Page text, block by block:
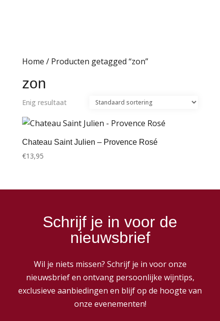
Home / Producten getagged “zon”
zon
Enig resultaat
Chateau Saint Julien – Provence Rosé
€13,95
Schrijf je in voor de
nieuwsbrief
Wil je niets missen? Schrijf je in voor onze
nieuwsbrief en ontvang persoonlijke wijntips,
exclusieve aanbiedingen en blijf op de hoogte van
onze evenementen!